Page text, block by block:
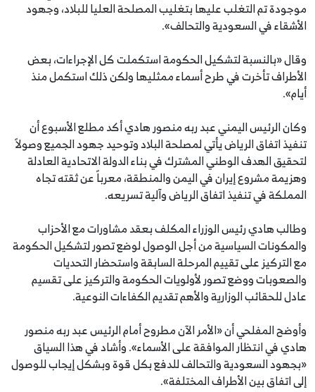
موجودة تم التغلب عليها بتغليب المصلحة العليا للبلاد، وجهود
الأشقاء في السعودية والتحالف».
وقال «بالنسبة لتشكيل الحكومة استكملت كل الإجراءات، بعض
الأطراف تأخرت في طرح أسماء ممثليها ولكن ذلك استكمل منذ
أيام».
وكان الرئيس اليمني عبد ربه منصور هادي أكد مطلع الأسبوع أن
تنفيذ اتفاق الرياض يأتي لمصلحة البلاد وتوحيد جهود الجميع وصولاً
لتحقيق الهدف الوطني المشترك في بناء الدولة الاتحادية العادلة
وهزيمة مشروع إيران في اليمن والمنطقة، معرباً عن ثقته تجاه
المملكة في تنفيذ اتفاق الرياض وآلية تسريعه.
وطالب هادي رئيس الوزراء المكلف بعقد مشاورات مع الأحزاب
والمكونات السياسية من أجل الوصول لوضع تصور لتشكيل الحكومة
مع التركيز على تقييم المرحلة السابقة واستحضار التحديات
والصعوبات ووضع تصور لأولويات الحكومة والتركيز على تقسيم
عادل للحقائب الوزارية والأهم تقديم الكفاءات النوعية.
وأوضح المفلحي أن «الأمر الآن مطروح أمام الرئيس عبد ربه منصور
هادي في انتظار الموافقة على الأسماء». وأشاد في هذا السياق
«بجهود السعودية والتحالف للدفع بكل قوة وبشكل إيجاب للوصول
إلى اتفاق بين الأطراف المختلفة».